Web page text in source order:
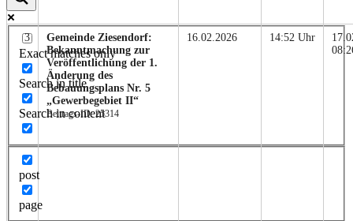
Exact matches only
Search in title
Search in content
post
page
3
Gemeinde Ziesendorf:
Bekanntmachung zur
Veröffentlichung der 1.
Änderung des
Bebauungsplans Nr. 5
„Gewerbegebiet II“
Beitrags-ID: 25314
16.02.2026 14:52 Uhr